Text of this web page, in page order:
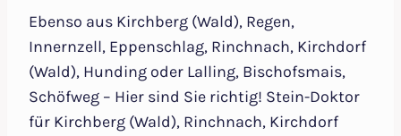
Ebenso aus Kirchberg (Wald), Regen,
Innernzell, Eppenschlag, Rinchnach, Kirchdorf
(Wald), Hunding oder Lalling, Bischofsmais,
Schöfweg – Hier sind Sie richtig! Stein-Doktor
für Kirchberg (Wald), Rinchnach, Kirchdorf